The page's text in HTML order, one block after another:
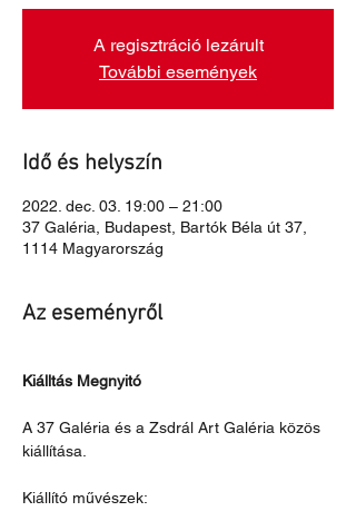
A regisztráció lezárult
További események
Idő és helyszín
2022. dec. 03. 19:00 – 21:00
37 Galéria, Budapest, Bartók Béla út 37,
1114 Magyarország
Az eseményről
Kiálltás Megnyitó
A 37 Galéria és a Zsdrál Art Galéria közös
kiállítása.
Kiállító művészek: